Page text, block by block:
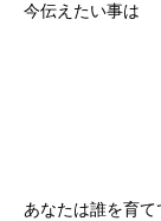
今伝えたい事は
あなたは誰を育て